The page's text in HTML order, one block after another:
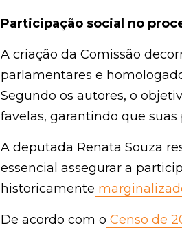
Participação social no
A criação da Comissão
homologado pelo presidente
é aproximar o Legislativo das
demandas orientem a
A deputada Renata Souza
essencial assegurar a
historicamente marginalizados
De acordo com o Censo de 202